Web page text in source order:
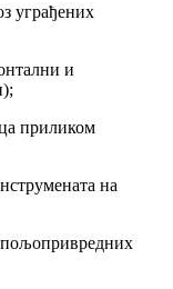
уграђених
и
приликом
на